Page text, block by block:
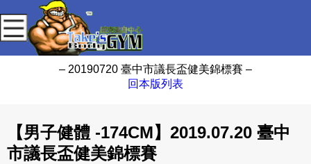
– 20190720 臺中市議長盃健美錦標賽 –
回本版列表
【男子健體 -174CM】2019.07.20 臺中
市議長盃健美錦標賽